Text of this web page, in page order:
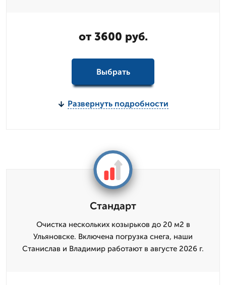
от 3600 руб.
Выбрать
Развернуть подробности
Стандарт
Очистка нескольких козырьков до 20 м2 в
Ульяновске. Включена погрузка снега, наши
Станислав и Владимир работают в августе 2026 г.